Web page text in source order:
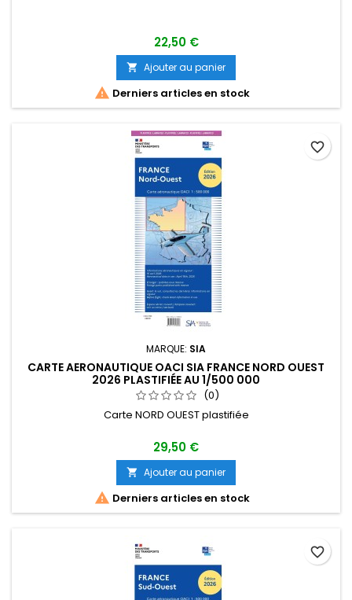
22,50 €
 Ajouter au panier
 Derniers articles en stock
MARQUE: SIA
CARTE AERONAUTIQUE OACI SIA FRANCE NORD OUEST
2026 PLASTIFIÉE AU 1/500 000
(0)
Carte NORD OUEST plastifiée
29,50 €
 Ajouter au panier
 Derniers articles en stock
favorite_border
favorite_border